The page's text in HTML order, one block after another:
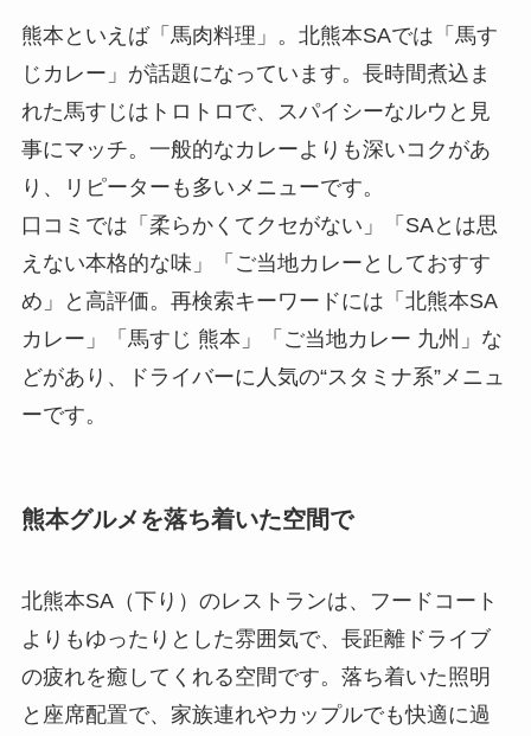
熊本といえば「馬肉料理」。北熊本SAでは「馬す
じカレー」が話題になっています。長時間煮込ま
れた馬すじはトロトロで、スパイシーなルウと見
事にマッチ。一般的なカレーよりも深いコクがあ
り、リピーターも多いメニューです。
口コミでは「柔らかくてクセがない」「SAとは思
えない本格的な味」「ご当地カレーとしておすす
め」と高評価。再検索キーワードには「北熊本SA
カレー」「馬すじ 熊本」「ご当地カレー 九州」な
どがあり、ドライバーに人気の“スタミナ系”メニュ
ーです。
熊本グルメを落ち着いた空間で
北熊本SA（下り）のレストランは、フードコート
よりもゆったりとした雰囲気で、長距離ドライブ
の疲れを癒してくれる空間です。落ち着いた照明
と座席配置で、家族連れやカップルでも快適に過